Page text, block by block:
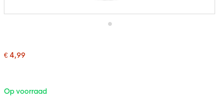
begin
gallerij
€ 4,99
Op voorraad